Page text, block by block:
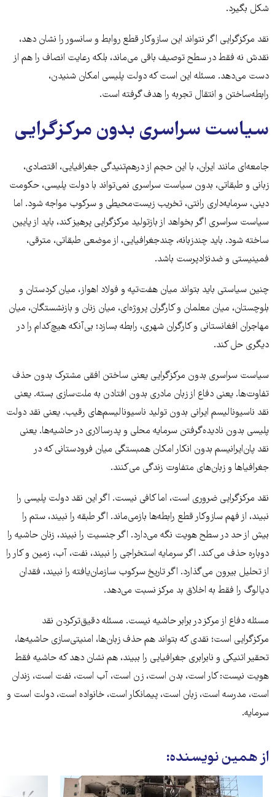
شکل بگیرد.
نقد مرکزگرایی اگر نتواند این سازوکار قطع روابط و سانسور را نشان دهد،
نقدش نه فقط در سطح توصیف باقی می‌ماند، بلکه رعایت انصاف را هم از
دست می‌دهد. مسئله این است که دولت پلیسی امکان شنیدن،
رابطه‌ساختن و انتقال تجربه را هدف گرفته است.
سیاست سراسری بدون مرکزگرایی
جامعه‌ای مانند ایران، با این حجم از درهم‌تنیدگی جغرافیایی، اقتصادی،
زبانی و طبقاتی، بدون سیاست سراسری نمی‌تواند با دولت پلیسی، حکومت
دینی، سرمایه‌داری رانتی، تخریب زیست‌محیطی و سرکوب مواجه شود. اما
سیاست سراسری اگر بخواهد از بازتولید مرکزگرایی پرهیز کند، باید از پایین
ساخته شود. باید چندزبانه، چندجغرافیایی، از موضعی طبقاتی، مترقی،
فمینیستی و ضدنژادپرست باشد.
چنین سیاستی باید بتواند میان هفت‌تپه و فولاد اهواز، میان کردستان و
بلوچستان، میان معلمان و کارگران پروژه‌ای، میان زنان و بازنشستگان، میان
مهاجران افغانستانی و کارگران شهری، رابطه بسازد؛ بی‌آنکه هیچ‌کدام را در
دیگری حل کند.
سیاست سراسری بدون مرکزگرایی یعنی ساختن افقی مشترک بدون حذف
تفاوت‌ها. یعنی دفاع از زبان مادری بدون افتادن به ملت‌سازی بسته. یعنی
نقد ناسیونالیسم ایرانی بدون تولید ناسیونالیسم‌های رقیب. یعنی نقد دولت
پلیسی بدون نادیده‌گرفتن سرمایه محلی و پدرسالاری در حاشیه‌ها. یعنی
نقد پان‌ایرانیسم بدون انکار امکان همبستگی میان فرودستانی که در
جغرافیاها و زبان‌های متفاوت زندگی می‌کنند.
نقد مرکزگرایی ضروری است، اما کافی نیست. اگر این نقد دولت پلیسی را
نبیند، از فهم سازوکار قطع رابطه‌ها بازمی‌ماند. اگر طبقه را نبیند، ستم را
بیش از حد در سطح هویت نگه می‌دارد. اگر جنسیت را نبیند، زنان حاشیه را
دوباره حذف می‌کند. اگر سرمایه استخراجی را نبیند، نفت، آب، زمین و کار را
از تحلیل بیرون می‌گذارد. اگر تاریخ سرکوب سازمان‌یافته را نبیند، فقدان
دیالوگ را فقط به اخلاق بد مرکز نسبت می‌دهد.
مسئله دفاع از مرکز در برابر حاشیه نیست. مسئله دقیق‌ترکردن نقد
مرکزگرایی است؛ نقدی که بتواند هم حذف زبان‌ها، امنیتی‌سازی حاشیه‌ها،
تحقیر اتنیکی و نابرابری جغرافیایی را ببیند، هم نشان دهد که حاشیه فقط
هویت نیست: کار است، بدن است، زن است، آب است، نفت است، زندان
است، مدرسه است، زبان است، پیمانکار است، خانواده است، دولت است و
سرمایه.
از همین نویسنده: